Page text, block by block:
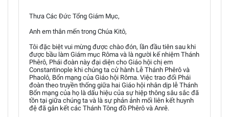
Thưa Các Đức Tổng Giám Mục,
Anh em thân mến trong Chúa Kitô,
Tôi đặc biệt vui mừng được chào đón, lần đầu tiên sau khi
được bầu làm Giám mục Rôma và là người kế nhiệm Thánh
Phêrô, Phái đoàn này đại diện cho Giáo hội chị em
Constantinople khi chúng ta cử hành Lễ Thánh Phêrô và
Phaolô, Bổn mạng của Giáo hội Rôma. Việc trao đổi Phái
đoàn theo truyền thống giữa hai Giáo hội nhân dịp lễ Thánh
Bổn mạng của họ là dấu hiệu của sự hiệp thông sâu sắc đã
tồn tại giữa chúng ta và là sự phản ảnh mối liên kết huynh
đệ đã gắn kết các Thánh Tông đồ Phêrô và Anrê.